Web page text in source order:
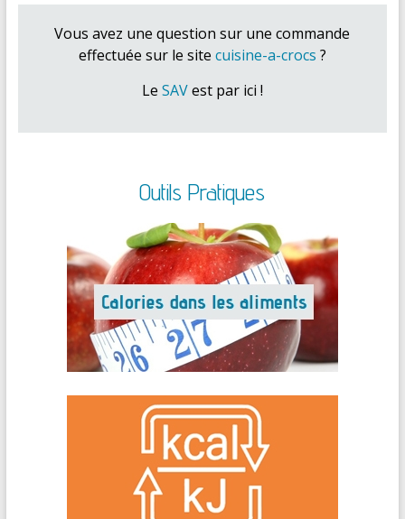
Vous avez une question sur une commande
effectuée sur le site cuisine-a-crocs ?
Le SAVest par ici !
Outils Pratiques